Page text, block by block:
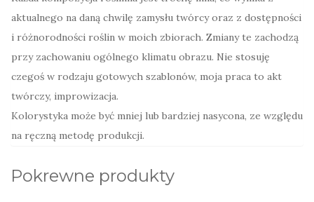
aktualnego na daną chwilę zamysłu twórcy oraz z dostępności
i różnorodności roślin w moich zbiorach. Zmiany te zachodzą
przy zachowaniu ogólnego klimatu obrazu. Nie stosuję
czegoś w rodzaju gotowych szablonów, moja praca to akt
twórczy, improwizacja.
Kolorystyka może być mniej lub bardziej nasycona, ze względu
na ręczną metodę produkcji.
Pokrewne produkty